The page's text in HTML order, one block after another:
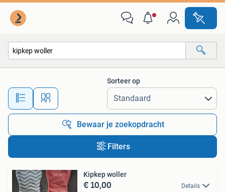
Alle afstanden…
Sorteer op
Bewaar je zoekopdracht
Filters
Kipkep woller
€ 10,00 Details